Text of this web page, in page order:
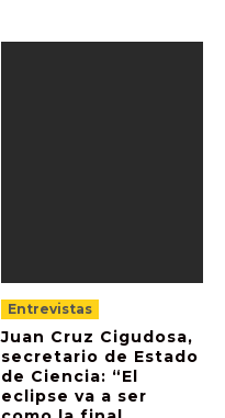
Entrevistas
Juan Cruz Cigudosa,
secretario de Estado
de Ciencia: “El
eclipse va a ser